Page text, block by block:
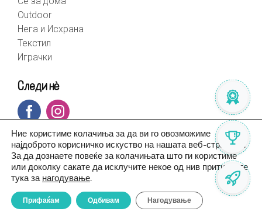
Outdoor
Нега и Исхрана
Текстил
Играчки
Следи нè
© BebeHome 2026 | Created by Altius.mk
Ние користиме колачиња за да ви го овозможиме
најдоброто корисничко искуство на нашата веб-страница.
За да дознаете повеќе за колачињата што ги користиме
или доколку сакате да исклучите некое од нив притиснете
тука за нагодување.
Прифаќам Одбивам Нагодување